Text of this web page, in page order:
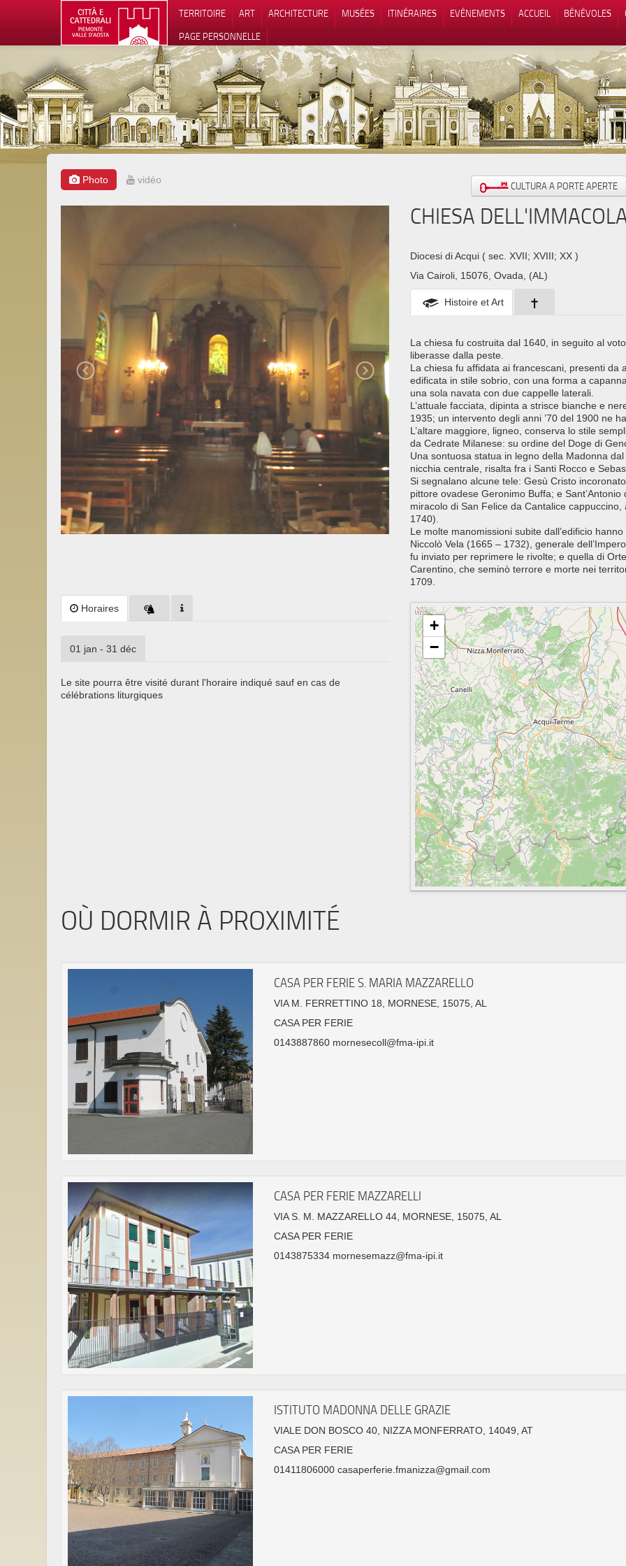
TERRITOIRE ART ARCHITECTURE MUSÉES ITINÉRAIRES EVÉNEMENTS ACCUEIL BÉNÉVOLES
PAGE PERSONNELLE
Photo vidéo CULTURA A PORTE APERTE
CHIESA
Diocesi di Acqui ( sec. XVII; XVIII; XX )
Via Cairoli, 15076, Ovada, (AL)
Histoire et Art
La chiesa fu costruita dal 1640, in seguito al
liberasse dalla peste.
La chiesa fu affidata ai francescani, presenti da
edificata in stile sobrio, con una forma a
una sola navata con due cappelle laterali.
L’attuale facciata, dipinta a strisce bianche e
1935; un intervento degli anni ’70 del 1900 ne
L’altare maggiore, ligneo, conserva lo stile
da Cedrate Milanese: su ordine del Doge di
Una sontuosa statua in legno della Madonna
nicchia centrale, risalta fra i Santi Rocco e
Si segnalano alcune tele: Gesù Cristo
pittore ovadese Geronimo Buffa; e
miracolo di San Felice da Cantalice
1740).
Le molte manomissioni subite dall’edificio
Niccolò Vela (1665 – 1732), generale
fu inviato per reprimere le rivolte; e quella di
Carentino, che seminò terrore e morte nei
1709.
Horaires
01 jan - 31 déc
Le site pourra être visité durant l'horaire indiqué sauf en cas de
célébrations liturgiques
+
−
OÙ DORMIR À PROXIMITÉ
CASA PER FERIE S. MARIA MAZZARELLO
VIA M. FERRETTINO 18, MORNESE, 15075, AL
CASA PER FERIE
0143887860 mornesecoll@fma-ipi.it
CASA PER FERIE MAZZARELLI
VIA S. M. MAZZARELLO 44, MORNESE, 15075, AL
CASA PER FERIE
0143875334 mornesemazz@fma-ipi.it
ISTITUTO MADONNA DELLE GRAZIE
VIALE DON BOSCO 40, NIZZA MONFERRATO, 14049, AT
CASA PER FERIE
01411806000 casaperferie.fmanizza@gmail.com
Vos choix en matière de